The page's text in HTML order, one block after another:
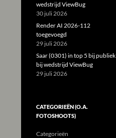
wedstrijd ViewBug
30 juli 2026
Render AI 2026-112
toegevoegd
29 juli 2026
Saar (0301) in top 5 bij publiek
bij wedstrijd ViewBug
29 juli 2026
CATEGORIEËN (O.A.
FOTOSHOOTS)
Categorieën